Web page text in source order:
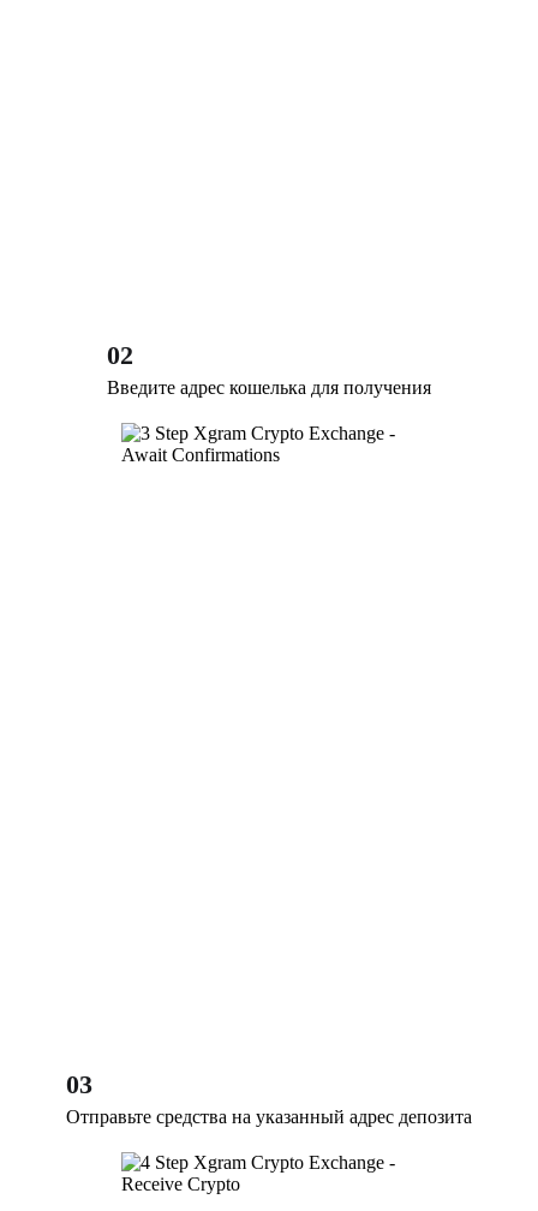
02
Введите адрес кошелька для получения
03
Отправьте средства на указанный адрес депозита